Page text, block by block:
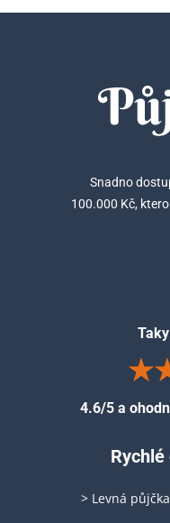
Snadno
100.000 Kč,
4.6/5 a
> Levná